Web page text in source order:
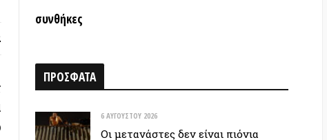
Οι μετανάστες δεν είναι πιόνια
5 ΑΥΓΟΎΣΤΟΥ 2026
Ο Αγώνας για το Νερό: Από την